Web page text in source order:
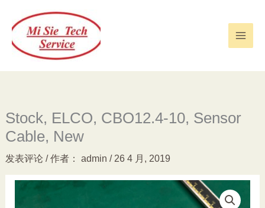
Stock, ELCO, CBO12.4-10, Sensor
Cable, New
发表评论 / 作者： admin / 26 4 月, 2019